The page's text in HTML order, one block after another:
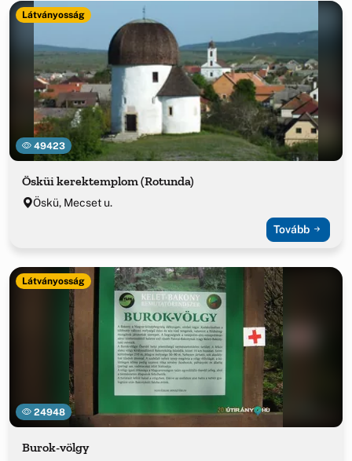
49423
Látványosság
Ösküi kerektemplom (Rotunda)
Öskü, Mecset u.
Tovább
24948
Látványosság
Burok-völgy